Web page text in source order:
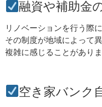
融資や補助金
リノベーションを行う際
その制度が地域によって
複雑に感じることがありま
空き家バンク